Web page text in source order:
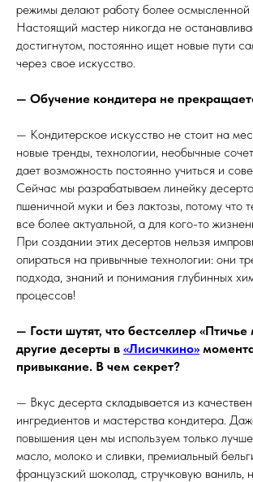
режимы делают работу более осмысленной
Настоящий мастер никогда не
достигнутом, постоянно ищет новые пути
через свое искусство.
— Обучение кондитера не
— Кондитерское искусство не стоит на
новые тренды, технологии, необычные
дает возможность постоянно учиться и
Сейчас мы разрабатываем линейку
пшеничной муки и без лактозы, потому что
все более актуальной, а для кого-то
При создании этих десертов нельзя
опираться на привычные технологии: они
подхода, знаний и понимания глубинных
процессов!
— Гости шутят, что бестселлер «Птичье
другие десерты в «Лисичкино»
привыкание. В чем секрет?
— Вкус десерта складывается из
ингредиентов и мастерства кондитера.
повышения цен мы используем только
масло, молоко и сливки, премиальный
французский шоколад, стручковую ваниль,